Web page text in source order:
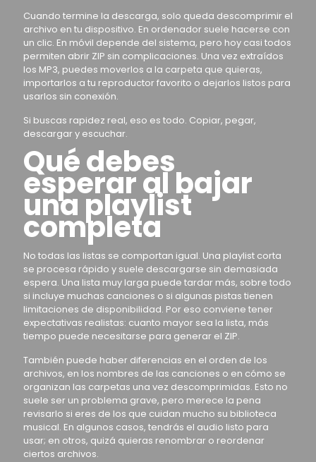
Cuando termine la descarga, solo queda descomprimir el
archivo en tu dispositivo. En ordenador suele hacerse con
un clic. En móvil depende del sistema, pero hoy casi todos
permiten abrir ZIP sin complicaciones. Una vez extraídos
los MP3, puedes moverlos a la carpeta que quieras,
importarlos a tu reproductor favorito o dejarlos listos para
usarlos sin conexión.
Si buscas rapidez real, eso es todo. Copiar, pegar,
descargar y escuchar.
Qué debes
esperar al bajar
una playlist
completa
No todas las listas se comportan igual. Una playlist corta
se procesa rápido y suele descargarse sin demasiada
espera. Una lista muy larga puede tardar más, sobre todo
si incluye muchas canciones o si algunas pistas tienen
limitaciones de disponibilidad. Por eso conviene tener
expectativas realistas: cuanto mayor sea la lista, más
tiempo puede necesitarse para generar el ZIP.
También puede haber diferencias en el orden de los
archivos, en los nombres de las canciones o en cómo se
organizan las carpetas una vez descomprimidas. Esto no
suele ser un problema grave, pero merece la pena
revisarlo si eres de los que cuidan mucho su biblioteca
musical. En algunos casos, tendrás el audio listo para
usar; en otros, quizá quieras renombrar o reordenar
ciertos archivos.